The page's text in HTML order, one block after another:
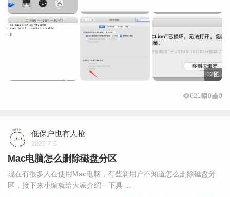
12图
621 0 0
低保户也有人抢
2025-7-5
Mac电脑怎么删除磁盘分区
现在有很多人在使用Mac电脑，有些新用户不知道怎么删除磁盘分
区，接下来小编就给大家介绍一下具 ...